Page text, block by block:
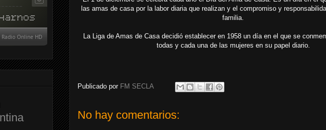
las amas de casa por la labor diaria que realizan y el compromiso y
familia.
La Liga de Amas de Casa decidió establecer en 1958 un día en el que se
todas y cada una de las mujeres en su papel diario.
Publicado por FM SECLA
No hay comentarios: